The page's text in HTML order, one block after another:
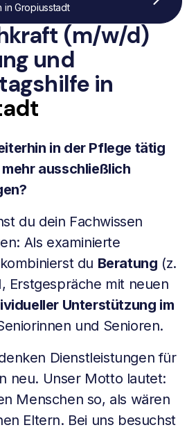
(m/w/d)
und
in
in der Pflege tätig
ausschließlich
du dein Fachwissen
Als examinierte
du Beratung (z.
Erstgespräche mit neuen
Unterstützung im
und Senioren.
Dienstleistungen für
neu. Unser Motto lautet:
Menschen so, als wären
Eltern. Bei uns besuchst
in Gropiusstadt